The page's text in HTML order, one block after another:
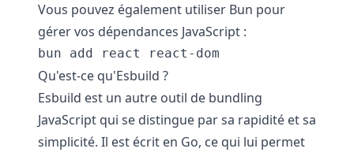
Vous pouvez également utiliser Bun pour
gérer vos dépendances JavaScript :
Qu'est-ce qu'Esbuild ?
Esbuild est un autre outil de bundling
JavaScript qui se distingue par sa rapidité et sa
simplicité. Il est écrit en Go, ce qui lui permet